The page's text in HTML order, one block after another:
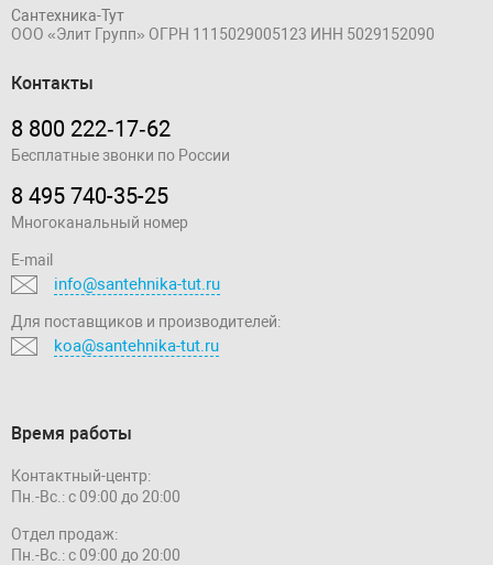
Сантехника-Тут
ООО «Элит Групп» ОГРН 1115029005123 ИНН 5029152090
Контакты
8 800 222‑17‑62
Бесплатные звонки по России
8 495 740-35-25
Многоканальный номер
E-mail
info@santehnika-tut.ru
Для поставщиков и производителей:
koa@santehnika-tut.ru
Время работы
Контактный-центр:
Пн.-Вс.: с 09:00 до 20:00
Отдел продаж:
Пн.-Вс.: с 09:00 до 20:00